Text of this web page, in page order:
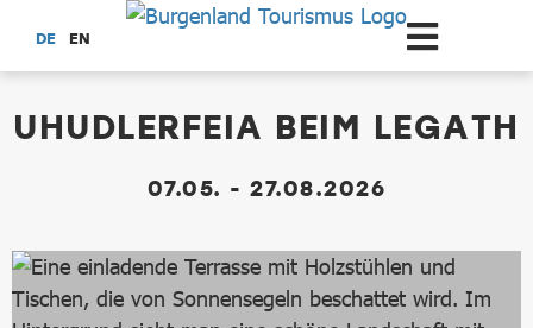
Zum Hauptinhalt springen
DE EN
UHUDLERFEIA BEIM LEGATH
07.05. - 27.08.2026